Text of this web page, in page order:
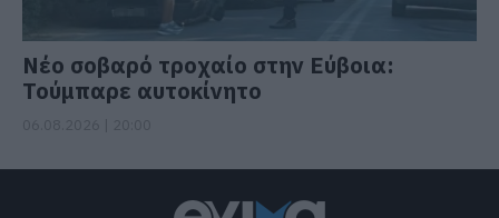
Νέο σοβαρό τροχαίο στην Εύβοια:
Τούμπαρε αυτοκίνητο